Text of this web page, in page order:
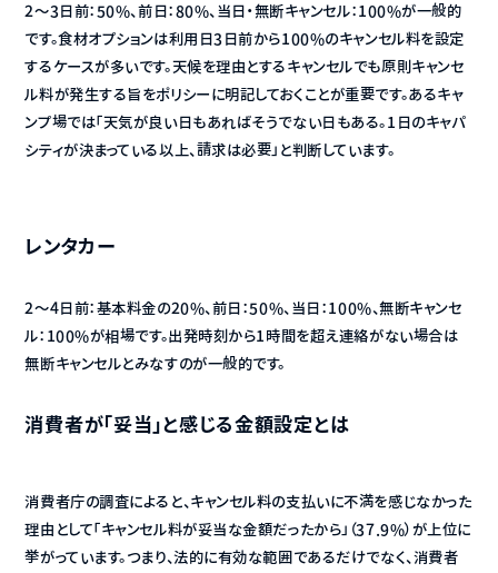
2〜3日前：50%、前日：80%、当日・無断キャンセル：100%が一般的
です。食材オプションは利用日3日前から100%のキャンセル料を設定
するケースが多いです。天候を理由とするキャンセルでも原則キャンセ
ル料が発生する旨をポリシーに明記しておくことが重要です。あるキャ
ンプ場では「天気が良い日もあればそうでない日もある。1日のキャパ
シティが決まっている以上、請求は必要」と判断しています。
レンタカー
2〜4日前：基本料金の20%、前日：50%、当日：100%、無断キャンセ
ル：100%が相場です。出発時刻から1時間を超え連絡がない場合は
無断キャンセルとみなすのが一般的です。
消費者が「妥当」と感じる金額設定とは
消費者庁の調査によると、キャンセル料の支払いに不満を感じなかった
理由として「キャンセル料が妥当な金額だったから」（37.9%）が上位に
挙がっています。つまり、法的に有効な範囲であるだけでなく、消費者